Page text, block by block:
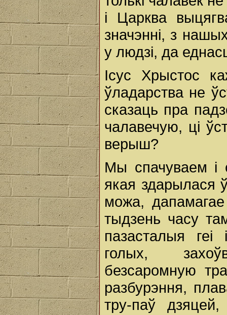
і Царква
значэнні, з
у людзі, да
Ісус Хрыстос
ўладарства не
сказаць пра
чалавечую, ці
верыш?
Мы спачуваем і
якая здарылася
можа,
тыдзень часу
пазасталыя геі
голых,
безсаромную
разбурэння,
тру-паў